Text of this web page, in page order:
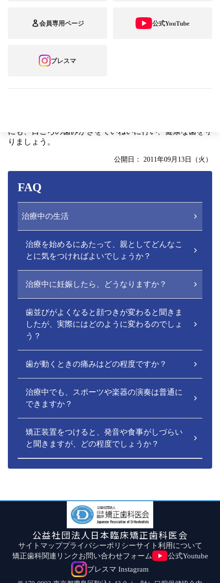
会員専用ページ 公式YouTube
ブレスマ
けの産婦人科医の指示で安静が必要になった場合には、矯
にも、日ごろの歯みがきをていねいに行い、健康な歯を守
りましょう。
公開日： 2011年09月13日（火）
FAQ
治療中の生活
治療を始めるにあたって、親としてどんなこ
とに気をつければよいでしょうか？
治療中に妊娠したら、どうなりますか？
歯並びがよくなると顔つきが変わると聞きま
したが、実際にはどのように変わるのでしょ
う？
歯が動くときの痛みはどの程度ですか？
治療中でも、スポーツや楽器の演奏は普通に
できますか？
矯正装置をつけると、発音や食事がしづらい
と聞きますが、どの程度でしょうか？
公益社団法人日本臨床矯正歯科医会
サイトマッププライバシーポリシーサイト利用について
矯正歯科関連リンクお問い合わせフォーム
公式Youtube
ブレスマ Instagram